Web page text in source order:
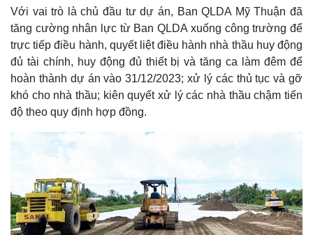
Với vai trò là chủ đầu tư dự án, Ban QLDA Mỹ Thuận đã
tăng cường nhân lực từ Ban QLDA xuống công trường để
trực tiếp điều hành, quyết liệt điều hành nhà thầu huy động
đủ tài chính, huy động đủ thiết bị và tăng ca làm đêm để
hoàn thành dự án vào 31/12/2023; xử lý các thủ tục và gỡ
khó cho nhà thầu; kiên quyết xử lý các nhà thầu chậm tiến
độ theo quy định hợp đồng.